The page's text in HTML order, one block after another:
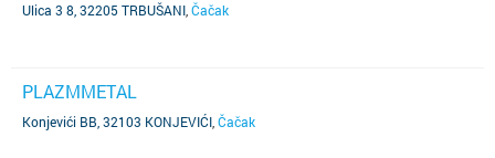
Ulica 3 8, 32205 TRBUŠANI Čačak
PLAZMMETAL
Konjevići BB, 32103 KONJEVIĆI Čačak